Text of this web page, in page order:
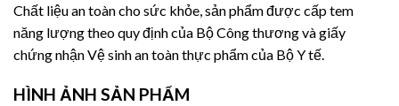
Chất liệu an toàn cho sức khỏe, sản phẩm được cấp tem
năng lượng theo quy định của Bộ Công thương và giấy
chứng nhận Vệ sinh an toàn thực phẩm của Bộ Y tế.
HÌNH ẢNH SẢN PHẨM